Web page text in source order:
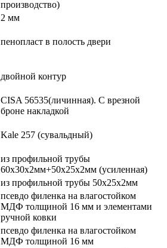
производство)
2 мм
пенопласт в полость двери
двойной контур
CISA 56535(личинная). С врезной
броне накладкой
Kale 257 (сувальдный)
из профильной трубы
60х30х2мм+50х25х2мм (усиленная)
из профильной трубы 50х25х2мм
псевдо филенка на влагостойком
МДФ толщиной 16 мм и элементами
ручной ковки
псевдо филенка на влагостойком
МДФ толщиной 16 мм